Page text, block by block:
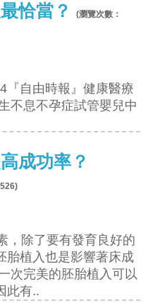
恰當？ (瀏覽次數：
『自由時報』健康醫療
不息不孕症試管嬰兒中
成功率？
)
除了要有發育良好的
胎植入也是影響著床成
完美的胚胎植入可以
此有..